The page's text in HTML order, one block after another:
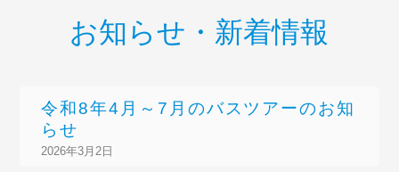
お知らせ・新着情報
令和8年4月～7月のバスツアーのお知
らせ
2026年3月2日